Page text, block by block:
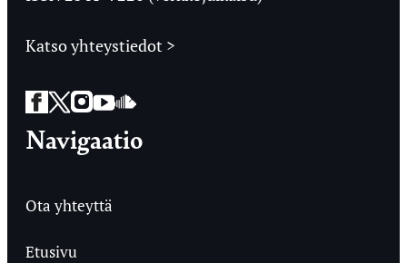
Katso yhteystiedot >
Facebook
Twitter
Instagram
YouTube
SoundCloud
Navigaatio
Ota yhteyttä
Etusivu